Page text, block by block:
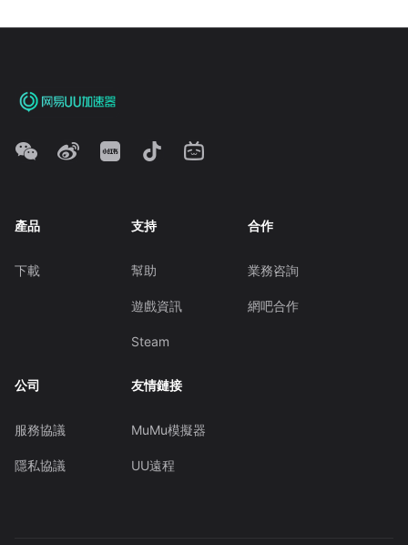
產品
下載
支持
幫助
遊戲資訊
Steam
合作
業務咨詢
網吧合作
公司
服務協議
隱私協議
友情鏈接
MuMu模擬器
UU遠程